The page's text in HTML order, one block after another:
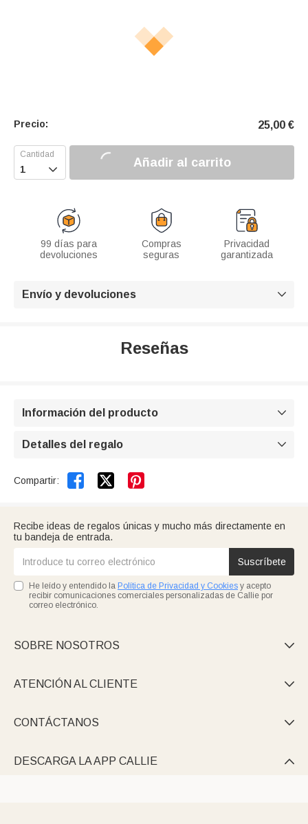
Precio: 25,00 €
 Añadir al carrito
99 días para
devoluciones
Compras
seguras
Privacidad
garantizada
Envío y devoluciones 
Reseñas
Información del producto 
Detalles del regalo 
Compartir:  
Recibe ideas de regalos únicas y mucho más directamente en
tu bandeja de entrada.
Suscríbete
He leído y entendido la Política de Privacidad y Cookies y acepto
recibir comunicaciones comerciales personalizadas de Callie por
correo electrónico.
SOBRE NOSOTROS 
ATENCIÓN AL CLIENTE 
CONTÁCTANOS 
DESCARGA LA APP CALLIE 